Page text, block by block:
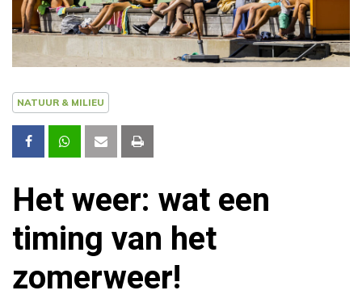
NATUUR & MILIEU
Het weer: wat een
timing van het
zomerweer!